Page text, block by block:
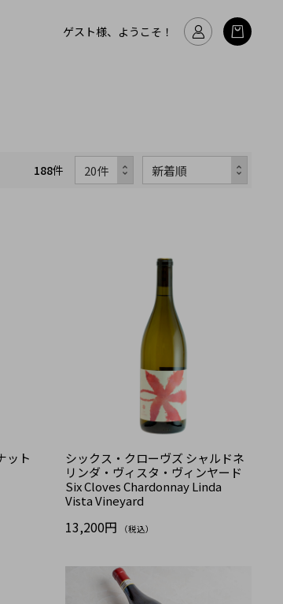
ゲスト様、ようこそ！
188件
ット
シックス・クローヴズ シャルドネ
リンダ・ヴィスタ・ヴィンヤード
Six Cloves Chardonnay Linda
Vista Vineyard
13,200円 （税込）